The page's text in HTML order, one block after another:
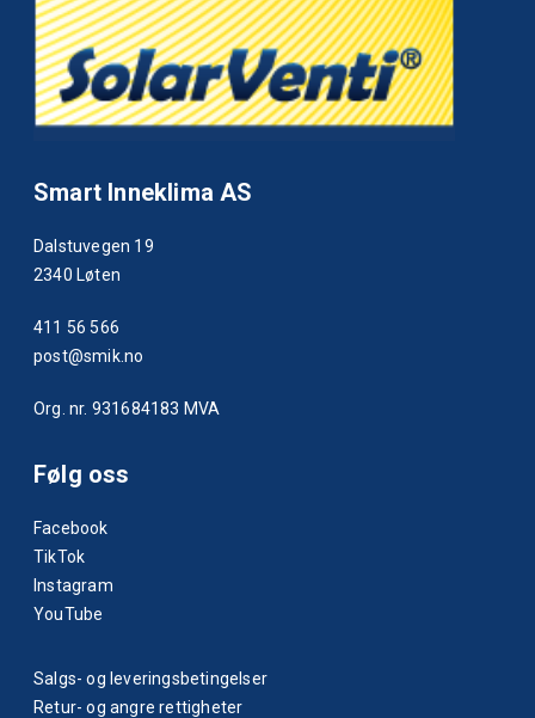
Smart Inneklima AS
Dalstuvegen 19
2340 Løten
411 56 566
post@smik.no
Org. nr. 931684183 MVA
Følg oss
Facebook
TikTok
Instagram
YouTube
Salgs- og leveringsbetingelser
Retur- og angre rettigheter